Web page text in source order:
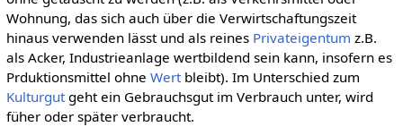
Wohnung, das sich auch über die Verwirtschaftungszeit
hinaus verwenden lässt und als reines Privateigentum z.B.
als Acker, Industrieanlage wertbildend sein kann, insofern es
Prduktionsmittel ohne Wertbleibt). Im Unterschied zum
Kulturgutgeht ein Gebrauchsgut im Verbrauch unter, wird
füher oder später verbraucht.